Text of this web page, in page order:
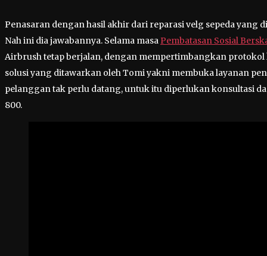
Penasaran dengan hasil akhir dari reparasi velg sepeda
Nah ini dia jawabannya. Selama masaPembatasan Sosial
Airbrush tetap berjalan, dengan mempertimbangkan protokol
solusi yang ditawarkan oleh Tomi yakni membuka layanan
pelanggan tak perlu datang, untuk itu diperlukan konsultasi
800.